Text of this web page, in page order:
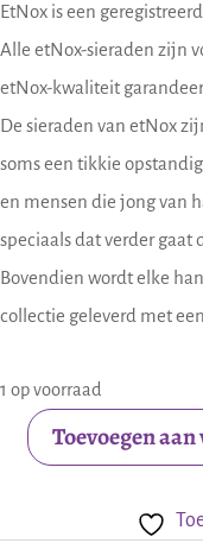
EtNox is een
Alle etNox-sieraden zijn
etNox-kwaliteit
De sieraden van etNox
soms een tikkie
en mensen die jong van
speciaals dat verder gaat
Bovendien wordt elke
collectie geleverd met
1 op voorraad
Zilveren
Toevoegen